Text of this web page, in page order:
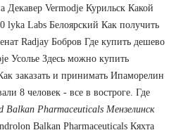
Декавер Vermodje Курильск Какой
lyka Labs Белоярский Как получить
Radjay Бобров Где купить дешево
Усолье Здесь можно купить
заказать и принимать Ипаморелин
8 человек - все в востроге. Где
Balkan Pharmaceuticals Мензелинск
Balkan Pharmaceuticals Кяхта